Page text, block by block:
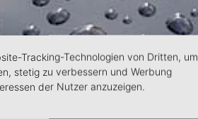
Tracking-Technologien von Dritten, um
stetig zu verbessern und Werbung
der Nutzer anzuzeigen.